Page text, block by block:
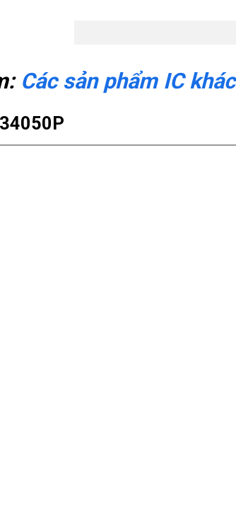
Các sản phẩm IC khác